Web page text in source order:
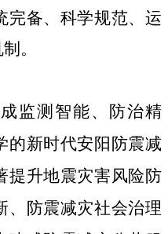
完备、科学规范、运
。
监测智能、防治精
的新时代安阳防震减
提升地震灾害风险防
、防震减灾社会治理